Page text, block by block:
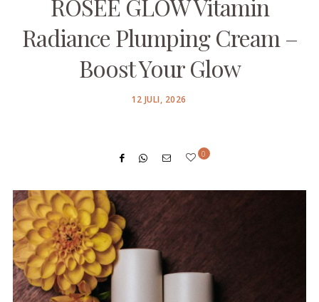
ROSÉE GLOW Vitamin
Radiance Plumping Cream –
Boost Your Glow
POSTED
12 JULI, 2026
0